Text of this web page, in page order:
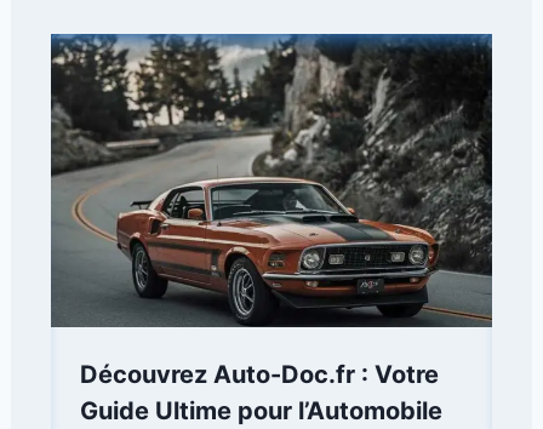
Découvrez Auto-Doc.fr : Votre
Guide Ultime pour l’Automobile